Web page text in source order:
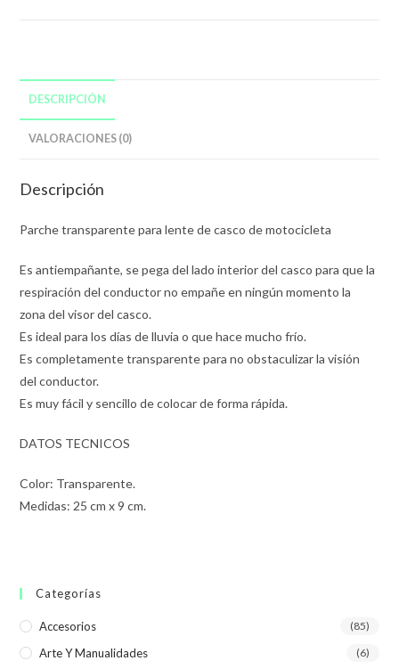
DESCRIPCIÓN
VALORACIONES (0)
Descripción
Parche transparente para lente de casco de motocicleta
Es antiempañante, se pega del lado interior del casco para que la
respiración del conductor no empañe en ningún momento la
zona del visor del casco.
Es ideal para los días de lluvia o que hace mucho frío.
Es completamente transparente para no obstaculizar la visión
del conductor.
Es muy fácil y sencillo de colocar de forma rápida.
DATOS TECNICOS
Color: Transparente.
Medidas: 25 cm x 9 cm.
Categorías
Accesorios (85)
Arte Y Manualidades (6)